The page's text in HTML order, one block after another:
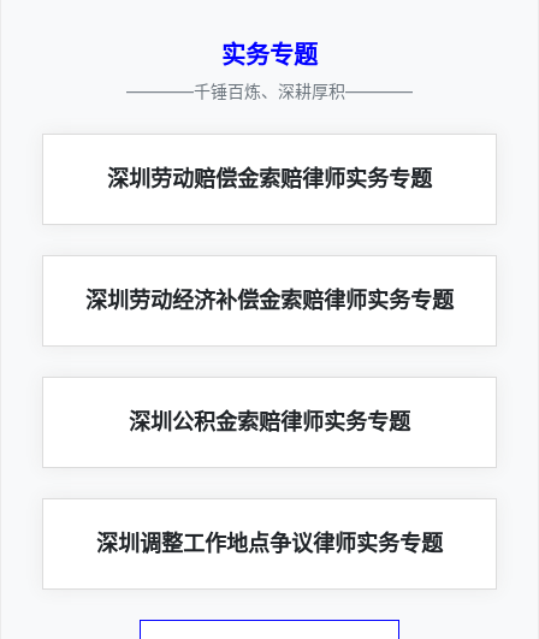
实务专题
————千锤百炼、深耕厚积————
深圳劳动赔偿金索赔律师实务专题
深圳劳动经济补偿金索赔律师实务专题
深圳公积金索赔律师实务专题
深圳调整工作地点争议律师实务专题